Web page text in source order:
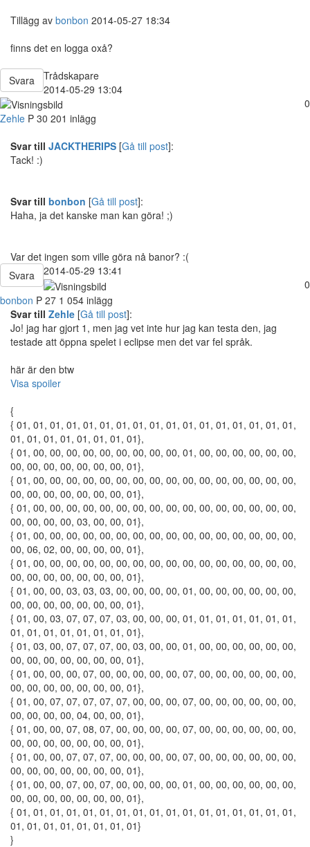
Tillägg av bonbon 2014-05-27 18:34
finns det en logga oxå?
Svara
Trådskapare
2014-05-29 13:04
0
Zehle P 30 201 inlägg
Svar till JACKTHERIPS [Gå till post]:
Tack! :)
Svar till bonbon [Gå till post]:
Haha, ja det kanske man kan göra! ;)
Var det ingen som ville göra nå banor? :(
Svara
2014-05-29 13:41
0
bonbon P 27 1 054 inlägg
Svar till Zehle [Gå till post]:
Jo! jag har gjort 1, men jag vet inte hur jag kan testa den, jag
testade att öppna spelet i eclipse men det var fel språk.
här är den btw
Visa spoiler
{
{ 01, 01, 01, 01, 01, 01, 01, 01, 01, 01, 01, 01, 01, 01, 01, 01, 01,
01, 01, 01, 01, 01, 01, 01, 01},
{ 01, 00, 00, 00, 00, 00, 00, 00, 00, 00, 01, 00, 00, 00, 00, 00, 00,
00, 00, 00, 00, 00, 00, 00, 01},
{ 01, 00, 00, 00, 00, 00, 00, 00, 00, 00, 00, 00, 00, 00, 00, 00, 00,
00, 00, 00, 00, 00, 00, 00, 01},
{ 01, 00, 00, 00, 00, 00, 00, 00, 00, 00, 00, 00, 00, 00, 00, 00, 00,
00, 00, 00, 00, 03, 00, 00, 01},
{ 01, 00, 00, 00, 00, 00, 00, 00, 00, 00, 00, 00, 00, 00, 00, 00, 00,
00, 06, 02, 00, 00, 00, 00, 01},
{ 01, 00, 00, 00, 00, 00, 00, 00, 00, 00, 00, 00, 00, 00, 00, 00, 00,
00, 00, 00, 00, 00, 00, 00, 01},
{ 01, 00, 00, 03, 03, 03, 00, 00, 00, 00, 01, 00, 00, 00, 00, 00, 00,
00, 00, 00, 00, 00, 00, 00, 01},
{ 01, 00, 03, 07, 07, 07, 03, 00, 00, 00, 01, 01, 01, 01, 01, 01, 01,
01, 01, 01, 01, 01, 01, 01, 01},
{ 01, 03, 00, 07, 07, 07, 00, 03, 00, 00, 01, 00, 00, 00, 00, 00, 00,
00, 00, 00, 00, 00, 00, 00, 01},
{ 01, 00, 00, 00, 07, 00, 00, 00, 00, 00, 07, 00, 00, 00, 00, 00, 00,
00, 00, 00, 00, 00, 00, 00, 01},
{ 01, 00, 07, 07, 07, 07, 07, 00, 00, 00, 07, 00, 00, 00, 00, 00, 00,
00, 00, 00, 00, 04, 00, 00, 01},
{ 01, 00, 00, 07, 08, 07, 00, 00, 00, 00, 07, 00, 00, 00, 00, 00, 00,
00, 00, 00, 00, 00, 00, 00, 01},
{ 01, 00, 00, 07, 07, 07, 00, 00, 00, 00, 07, 00, 00, 00, 00, 00, 00,
00, 00, 00, 00, 00, 00, 00, 01},
{ 01, 00, 00, 07, 00, 07, 00, 00, 00, 00, 01, 00, 00, 00, 00, 00, 00,
00, 00, 00, 00, 00, 00, 00, 01},
{ 01, 01, 01, 01, 01, 01, 01, 01, 01, 01, 01, 01, 01, 01, 01, 01, 01,
01, 01, 01, 01, 01, 01, 01, 01}
}